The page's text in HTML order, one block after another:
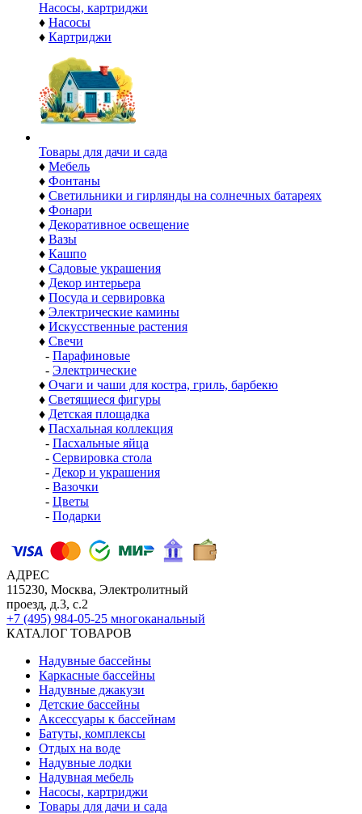
Насосы, картриджи
♦ Насосы
♦ Картриджи
Товары для дачи и сада
♦ Мебель
♦ Фонтаны
♦ Светильники и гирлянды на солнечных батареях
♦ Фонари
♦ Декоративное освещение
♦ Вазы
♦ Кашпо
♦ Садовые украшения
♦ Декор интерьера
♦ Посуда и сервировка
♦ Электрические камины
♦ Искусственные растения
♦ Свечи
- Парафиновые
- Электрические
♦ Очаги и чаши для костра, гриль, барбекю
♦ Светящиеся фигуры
♦ Детская площадка
♦ Пасхальная коллекция
- Пасхальные яйца
- Сервировка стола
- Декор и украшения
- Вазочки
- Цветы
- Подарки
АДРЕС
115230, Москва, Электролитный
проезд, д.3, с.2
+7 (495) 984-05-25 многоканальный
КАТАЛОГ ТОВАРОВ
Надувные бассейны
Каркасные бассейны
Надувные джакузи
Детские бассейны
Аксессуары к бассейнам
Батуты, комплексы
Отдых на воде
Надувные лодки
Надувная мебель
Насосы, картриджи
Товары для дачи и сада